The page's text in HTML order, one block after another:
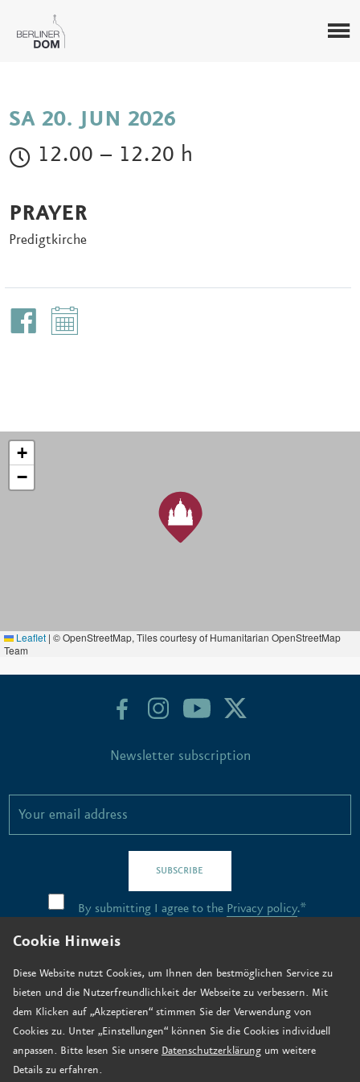
Cookie Hinweis
Diese Website nutzt Cookies, um Ihnen den bestmöglichen Service zu
bieten und die Nutzerfreundlichkeit der Webseite zu verbessern. Mit
dem Klicken auf „Akzeptieren“ stimmen Sie der Verwendung von
Cookies zu. Unter „Einstellungen“ können Sie die Cookies individuell
anpassen. Bitte lesen Sie unsere Datenschutzerklärung um weitere
Details zu erfahren.
SA 20. JUN 2026
12.00 – 12.20 h
PRAYER
Predigtkirche
+
−
Leaflet | © OpenStreetMap, Tiles courtesy of Humanitarian OpenStreetMap
Team
Newsletter subscription
SUBSCRIBE
By submitting I agree to the Privacy policy.*
Contact
Job vacancies
How to find us
Donate now